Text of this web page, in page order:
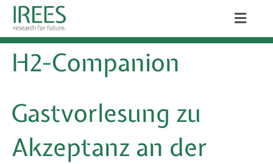
Zum
Inhalt
springen
Toggle
ÜBER UNS
LEISTUNGEN
AKTUELLES
PROJEKTE
H2-Companion
Gastvorlesung zu
Akzeptanz an der